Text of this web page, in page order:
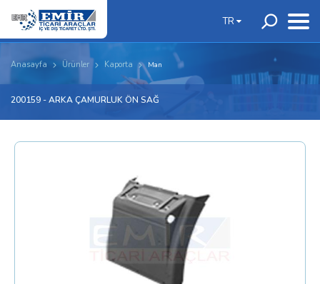
TR
Anasayfa Ürünler Kaporta Man
200159 - ARKA ÇAMURLUK ÖN SAĞ